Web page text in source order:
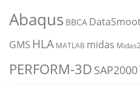
Abaqus BBCA
GMS HLA MATLAB midas
PERFORM-3D SAP2000